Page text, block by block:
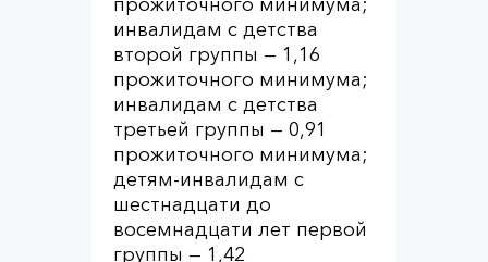
инвалидам с детства
второй группы — 1,16
прожиточного минимума;
инвалидам с детства
третьей группы — 0,91
прожиточного минимума;
детям-инвалидам с
шестнадцати до
восемнадцати лет первой
группы — 1,42